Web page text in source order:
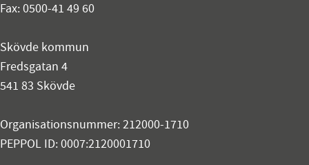
Fax: 0500-41 49 60
Skövde kommun
Fredsgatan 4
541 83 Skövde
Organisationsnummer: 212000-1710
PEPPOL ID: 0007:2120001710